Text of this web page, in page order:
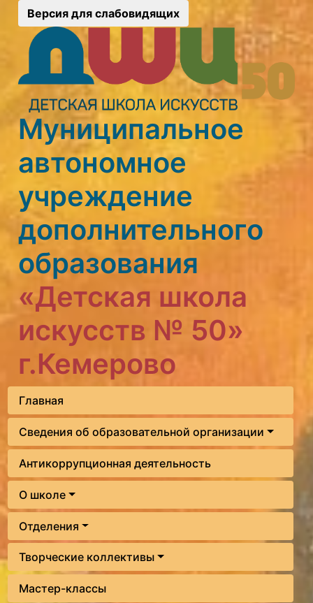
Версия для слабовидящих
Муниципальное
автономное
учреждение
дополнительного
образования
«Детская школа
искусств № 50»
г.Кемерово
Главная
Сведения об образовательной организации
Антикоррупционная деятельность
О школе
Отделения
Творческие коллективы
Мастер-классы